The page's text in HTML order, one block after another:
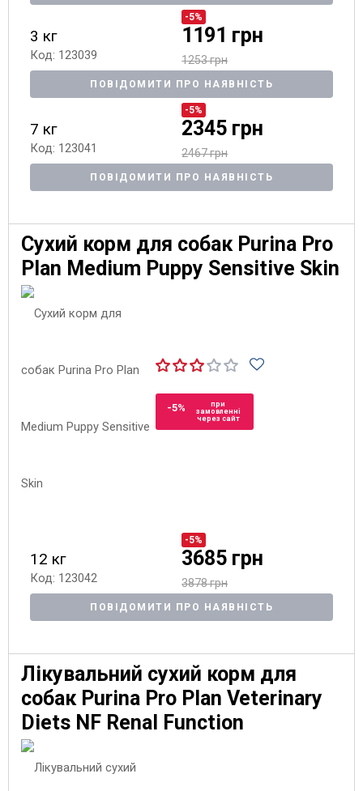
3 кг
Код: 123039
-5%
1191 грн
1253 грн
ПОВІДОМИТИ ПРО НАЯВНІСТЬ
7 кг
Код: 123041
-5%
2345 грн
2467 грн
ПОВІДОМИТИ ПРО НАЯВНІСТЬ
Сухий корм для собак Purina Pro
Plan Medium Puppy Sensitive Skin
-5%
при
замовленні
через сайт
12 кг
Код: 123042
-5%
3685 грн
3878 грн
ПОВІДОМИТИ ПРО НАЯВНІСТЬ
Лікувальний сухий корм для
собак Purina Pro Plan Veterinary
Diets NF Renal Function